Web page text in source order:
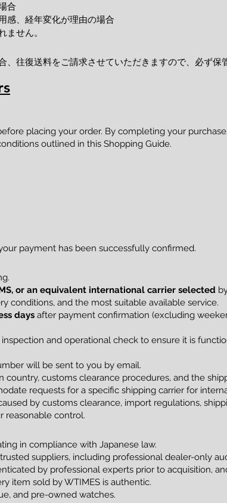
合
感、経年変化が理由の場合
ません。
、往復送料をご請求させていただきますので、必ず保
placing your order. By completing your
outlined in this Shopping Guide.
payment has been successfully confirmed.
or an equivalent international carrier selected
conditions, and the most suitable available service.
days after payment confirmation (excluding
and operational check to ensure it is
will be sent to you by email.
customs clearance procedures, and the
requests for a specific shipping carrier for
by customs clearance, import regulations,
reasonable control.
in compliance with Japanese law.
suppliers, including professional dealer-only
by professional experts prior to acquisition,
item sold by WTIMES is authentic.
and pre-owned watches.